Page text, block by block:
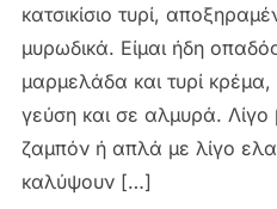
κατσικίσιο τυρί,
μυρωδικά. Είμαι ήδη
μαρμελάδα και τυρί
γεύση και σε αλμυρά. Λίγο
ζαμπόν ή απλά με λίγο
καλύψουν […]